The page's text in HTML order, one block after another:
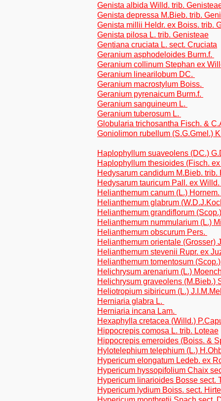
Genista albida Willd. trib.
Genista depressa M.Bieb. trib.
Genista millii Heldr. ex Boiss. trib.
Genista pilosa L. trib. Genisteae
Gentiana cruciata L. sect. Cruciata
Geranium asphodeloides Burm.f.
Geranium collinum Stephan ex
Geranium linearilobum DC.
Geranium macrostylum Boiss.
Geranium pyrenaicum Burm.f.
Geranium sanguineum L.
Geranium tuberosum L.
Globularia trichosantha Fisch. &
Goniolimon rubellum (S.G.Gmel.)
Haplophyllum suaveolens (DC.)
Haplophyllum thesioides (Fisch.
Hedysarum candidum M.Bieb. trib.
Hedysarum tauricum Pall. ex
Helianthemum canum (L.) Hornem.
Helianthemum glabrum
Helianthemum grandiflorum
Helianthemum nummularium (L.)
Helianthemum obscurum Pers.
Helianthemum orientale (Grosser)
Helianthemum stevenii Rupr. ex
Helianthemum tomentosum
Helichrysum arenarium (L.)
Helichrysum graveolens (M.Bieb.)
Heliotropium sibiricum (L.)
Herniaria glabra L.
Herniaria incana Lam.
Hexaphylla cretacea (Willd.)
Hippocrepis comosa L. trib. Loteae
Hippocrepis emeroides (Boiss. &
Hylotelephium telephium (L.)
Hypericum elongatum Ledeb. ex
Hypericum hyssopifolium Chaix
Hypericum linarioides Bosse sect.
Hypericum lydium Boiss. sect.